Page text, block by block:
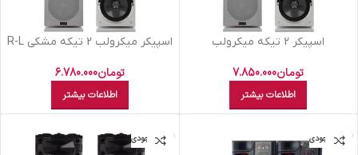
اسپيکر 2 تيکه ميکرولب
تومان7.850.000
اطلاعات بیشتر
اسپيکر ميکرولب 2 تيکه مشکي R-L
تومان6.780.000
اطلاعات بیشتر
اتمام موجودی اتمام موجودی